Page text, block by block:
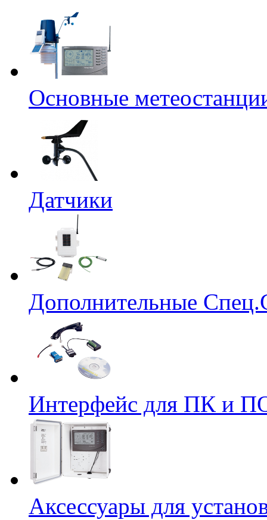
Основные
Датчики
Дополнительные
Интерфейс для ПК и
Аксессуары для